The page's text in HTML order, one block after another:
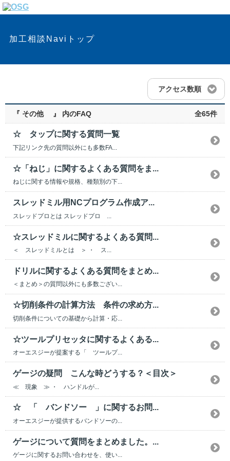
加工相談Naviトップ
アクセス数順
『 その他 』 内のFAQ 全65件
☆ タップに関する質問一覧
下記リンク先の質問以外にも多数FA...
☆「ねじ」に関するよくある質問をま...
ねじに関する情報や規格、種類別の下...
スレッドミル用NCプログラム作成ア...
スレッドプロとは スレッドプロ ...
☆スレッドミルに関するよくある質問...
＜ スレッドミルとは ＞ ・ ス...
ドリルに関するよくある質問をまとめ...
＜まとめ＞の質問以外にも多数ござい...
☆切削条件の計算方法 条件の求め方...
切削条件についての基礎から計算・応...
☆ツールプリセッタに関するよくある...
オーエスジーが提案する「 ツールプ...
ゲージの疑問 こんな時どうする？＜目次＞
≪ 現象 ≫ ・ ハンドルが...
☆ 「 バンドソー 」に関するお問...
オーエスジーが提供するバンドソーの...
ゲージについて質問をまとめました。...
ゲージに関するお問い合わせを、使い...